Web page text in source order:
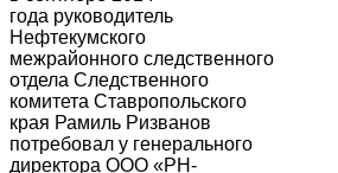
года руководитель
Нефтекумского
межрайонного следственного
отдела Следственного
комитета Ставропольского
края Рамиль Ризванов
потребовал у генерального
директора ООО «РН-